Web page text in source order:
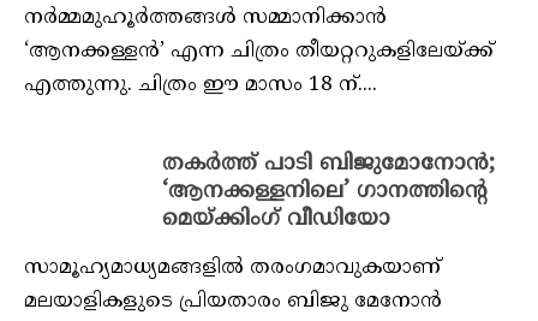
നര്‍മ്മമുഹൂര്‍ത്തങ്ങള്‍ സമ്മാനിക്കാന്‍
‘ആനക്കള്ളന്‍’ എന്ന ചിത്രം തീയറ്ററുകളിലേയ്ക്ക്
എത്തുന്നു. ചിത്രം ഈ മാസം 18 ന്....
തകര്‍ത്ത് പാടി ബിജുമോനോന്‍;
‘ആനക്കള്ളനിലെ’ ഗാനത്തിന്റെ
മെയ്ക്കിംഗ് വീഡിയോ
സാമൂഹ്യമാധ്യമങ്ങളില്‍ തരംഗമാവുകയാണ്
മലയാളികളുടെ പ്രിയതാരം ബിജു മേനോന്‍